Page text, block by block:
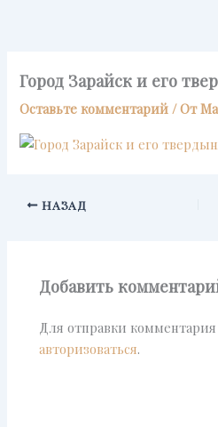
Город Зарайск и его
Оставьте комментарий / От
НАЗАД
Добавить
Для отправки
авторизоваться.